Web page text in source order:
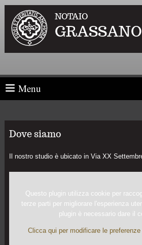
NOTAIO
GRASSANO
Menu
Dove siamo
Il nostro studio è ubicato in Via XX
Questo plugin utilizza cookie per
terze parti per migliorare l'esperienza
plugin è necessario dare il
Clicca qui per modificare le